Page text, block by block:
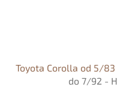
Toyota Corolla od 5/
do 7/92 -